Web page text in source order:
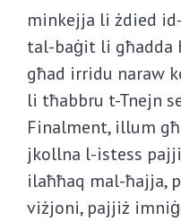
minkejja li żdied
tal-baġit li għadda
għad irridu naraw
li tħabbru t-Tnejn
Finalment, illum
jkollna l-istess
ilaħħaq mal-ħajja,
viżjoni, pajjiż